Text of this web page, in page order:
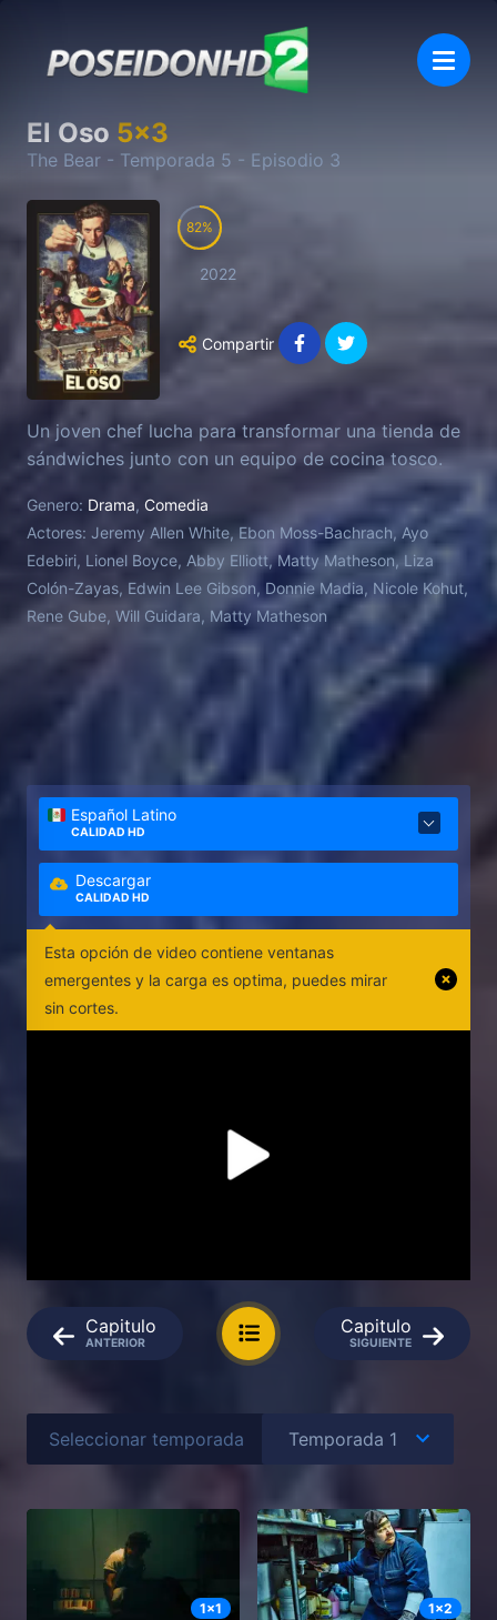
El Oso 5x3
The Bear - Temporada 5 - Episodio 3
82
2022
Compartir
Un joven chef lucha para transformar una tienda de
sándwiches junto con un equipo de cocina tosco.
Genero: Drama, Comedia
Actores: Jeremy Allen White, Ebon Moss-Bachrach, Ayo
Edebiri, Lionel Boyce, Abby Elliott, Matty Matheson, Liza
Colón-Zayas, Edwin Lee Gibson, Donnie Madia, Nicole Kohut,
Rene Gube, Will Guidara, Matty Matheson
Español Latino
CALIDAD HD
Descargar
CALIDAD HD
Esta opción de video contiene ventanas
emergentes y la carga es optima, puedes mirar
sin cortes.
Capitulo
ANTERIOR
Capitulo
SIGUIENTE
Seleccionar temporada
1x1 1x2